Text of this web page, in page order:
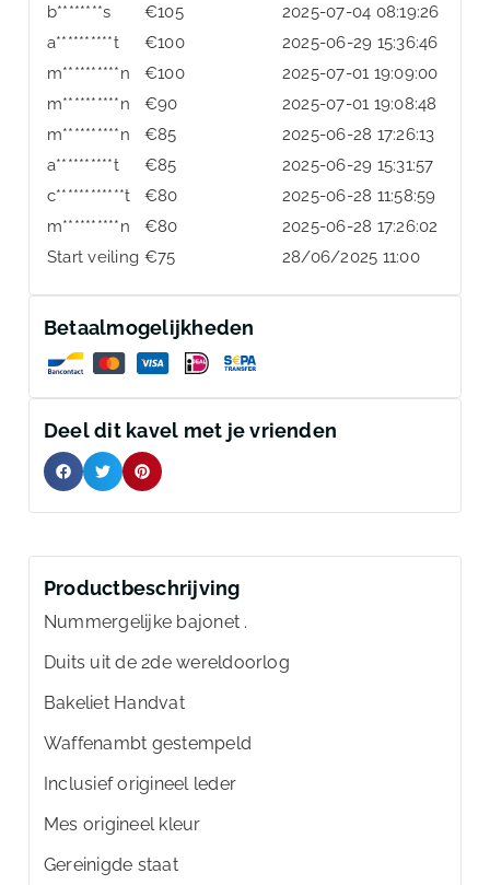
b********s
€105
2025-07-04 08:19:26
a**********t
€100
2025-06-29 15:36:46
m**********n
€100
2025-07-01 19:09:00
m**********n
€90
2025-07-01 19:08:48
m**********n
€85
2025-06-28 17:26:13
a**********t
€85
2025-06-29 15:31:57
c************t
€80
2025-06-28 11:58:59
m**********n
€80
2025-06-28 17:26:02
Start veiling €75 28/06/2025 11:00
Betaalmogelijkheden
Deel dit kavel met je vrienden
Productbeschrijving
Nummergelijke bajonet .
Duits uit de 2de wereldoorlog
Bakeliet Handvat
Waffenambt gestempeld
Inclusief origineel leder
Mes origineel kleur
Gereinigde staat